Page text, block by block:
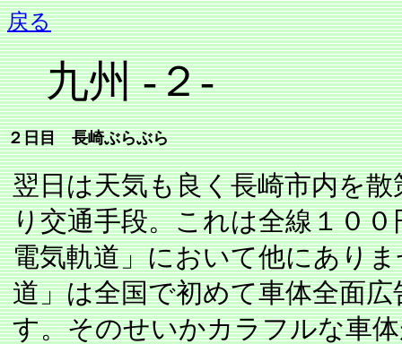
戻る
九州 -２-
２日目 長崎ぶらぶら
翌日は天気も良く長崎市内を
り交通手段。これは全線１０
電気軌道」において他にあり
道」は全国で初めて車体全面
す。そのせいかカラフルな車